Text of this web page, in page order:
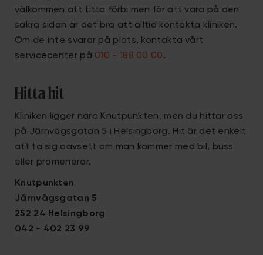
välkommen att titta förbi men för att vara på den
säkra sidan är det bra att alltid kontakta kliniken.
Om de inte svarar på plats, kontakta vårt
servicecenter på 010 - 188 00 00.
Hitta hit
Kliniken ligger nära Knutpunkten, men du hittar oss
på Järnvägsgatan 5 i Helsingborg. Hit är det enkelt
att ta sig oavsett om man kommer med bil, buss
eller promenerar.
Knutpunkten
Järnvägsgatan 5
252 24 Helsingborg
042 - 402 23 99